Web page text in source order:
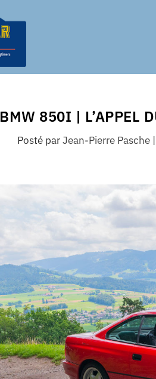
BMW 850I | L’APPEL
Posté parJean-Pierre Pasche|